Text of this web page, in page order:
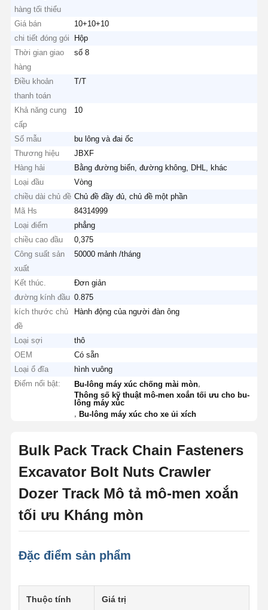
hàng tối thiểu
Giá bán
10+10+10
chi tiết đóng gói
Hộp
Thời gian giao
hàng
số 8
Điều khoản
thanh toán
T/T
Khả năng cung
cấp
10
Số mẫu
bu lông và đai ốc
Thương hiệu
JBXF
Hàng hải
Bằng đường biển, đường không, DHL, khác
Loại đầu
Vòng
chiều dài chủ đề Chủ đề đầy đủ, chủ đề một phần
Mã Hs
84314999
Loại điểm
phẳng
chiều cao đầu
0,375
Công suất sản
xuất
50000 mảnh /tháng
Kết thúc.
Đơn giản
đường kính đầu 0.875
kích thước chủ
đề
Hành động của người đàn ông
Loại sợi
thô
OEM
Có sẵn
Loại ổ đĩa
hình vuông
Điểm nổi bật:
Bu-lông máy xúc chống mài mòn
Thông số kỹ thuật mô-men xoắn tối ưu cho bu-
lông máy xúc
,Bu-lông máy xúc cho xe ủi xích
Bulk Pack Track Chain Fasteners
Excavator Bolt Nuts Crawler
Dozer Track Mô tả mô-men xoắn
tối ưu Kháng mòn
Đặc điểm sản phẩm
Thuộc tính Giá trị